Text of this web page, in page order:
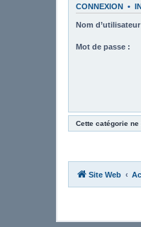
CONNEXION •
Nom
Mot de passe :
Cette catégorie
Site Web